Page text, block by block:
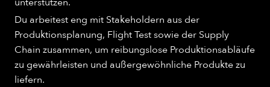
Du arbeitest eng mit Stakeholdern aus der
Produktionsplanung, Flight Test sowie der Supply
Chain zusammen, um reibungslose Produktionsabläufe
zu gewährleisten und außergewöhnliche Produkte zu
liefern.